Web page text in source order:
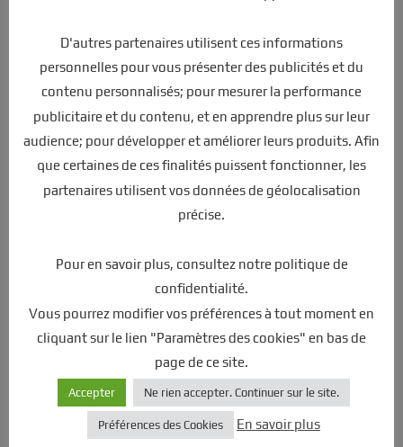
Le cadre en aluminium assure légèreté et robustesse, créant ainsi
La Sedna SX 20 est dotée d’un moteur brushless de 750W et d’une
batterie lithium 36V7.5 Ah, offrant une assistance électrique sur
trois vitesses différentes.
pour une expérience de conduite unique.
Offrez à votre enfant un produit nouveau sur le marché, haut de
gamme et qui saura répondre aux attentes de votre graine de
Un produit parfait pour accompagner les parents en balade
sportive sans se soucier de la qualité.
N’hésitez pas à nous contacter, nos conseillers se feront un plaisir
de vous aider.
A partir de 11 ans
Moteur 750W Brushless + Sine wave controller
D'autres partenaires utilisent ces informations
personnelles pour vous présenter des publicités et du
contenu personnalisés; pour mesurer la performance
publicitaire et du contenu, et en apprendre plus sur leur
audience; pour développer et améliorer leurs produits. Afin
que certaines de ces finalités puissent fonctionner, les
partenaires utilisent vos données de géolocalisation
précise.
Pour en savoir plus, consultez notre politique de
confidentialité.
Vous pourrez modifier vos préférences à tout moment en
cliquant sur le lien "Paramètres des cookies" en bas de
page de ce site.
Accepter Ne rien accepter. Continuer sur le site.
Préférences des Cookies En savoir plus